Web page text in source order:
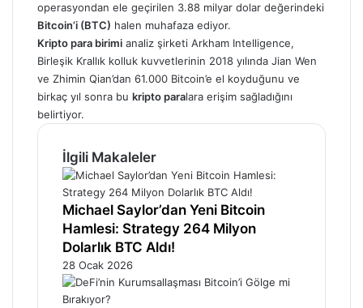
operasyondan ele geçirilen 3.88 milyar dolar değerindeki
Bitcoin’i (BTC) halen muhafaza ediyor.
Kripto para birimi analiz şirketi Arkham Intelligence,
Birleşik Krallık kolluk kuvvetlerinin 2018 yılında Jian Wen
ve Zhimin Qian’dan 61.000 Bitcoin’e el koyduğunu ve
birkaç yıl sonra bu kripto paralara erişim sağladığını
belirtiyor.
İlgili Makaleler
Michael Saylor’dan Yeni Bitcoin
Hamlesi: Strategy 264 Milyon
Dolarlık BTC Aldı!
28 Ocak 2026